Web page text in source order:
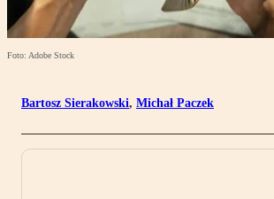
Foto: Adobe Stock
Bartosz Sierakowski, Michał Paczek